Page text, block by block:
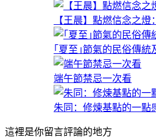
【王晨】點燃信念之
｢夏至｣節氣的民俗傳統
端午節禁忌一次看
朱同：修煉基點的一點
這裡是你留言評論的地方